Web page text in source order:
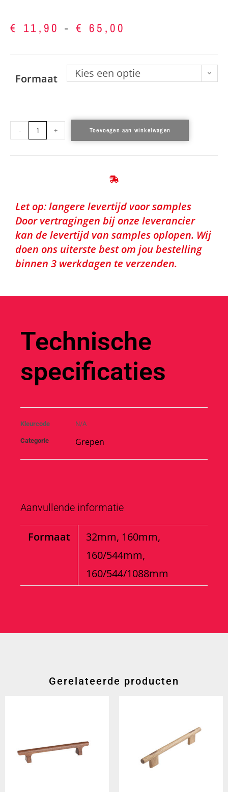
€ 11,90 - € 65,00
Formaat Kies een optie
- + Toevoegen aan winkelwagen
Let op: langere levertijd voor samples
Door vertragingen bij onze leverancier
kan de levertijd van samples oplopen. Wij
doen ons uiterste best om jou bestelling
binnen 3 werkdagen te verzenden.
Technische
specificaties
Kleurcode N/A
Categorie Grepen
Aanvullende informatie
Formaat
32mm, 160mm,
160/544mm,
160/544/1088mm
Gerelateerde producten